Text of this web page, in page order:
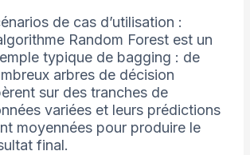
de cas d’utilisation :
Random Forest est un
typique de bagging : de
arbres de décision
sur des tranches de
variées et leurs prédictions
moyennées pour produire le
final.